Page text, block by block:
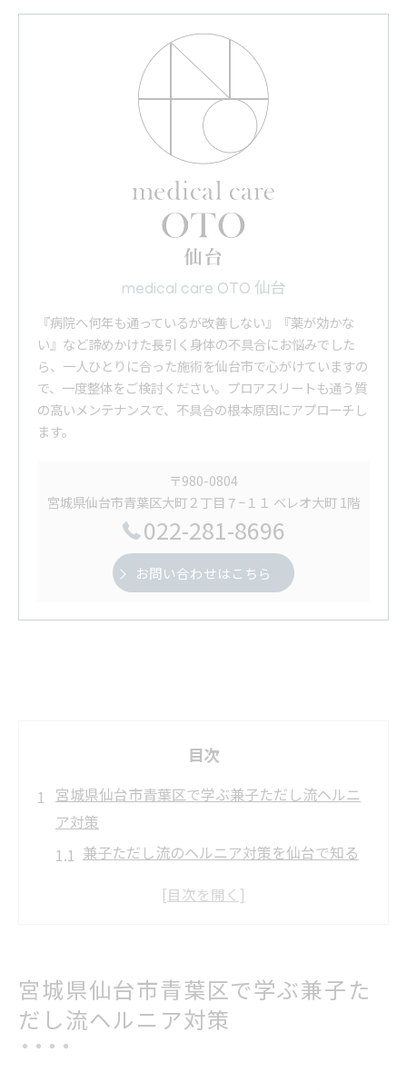
medical care OTO 仙台
『病院へ何年も通っているが改善しない』『薬が効かな
い』など諦めかけた長引く身体の不具合にお悩みでした
ら、一人ひとりに合った施術を仙台市で心がけていますの
で、一度整体をご検討ください。プロアスリートも通う質
の高いメンテナンスで、不具合の根本原因にアプローチし
ます。
〒980-0804
宮城県仙台市青葉区大町２丁目７−１１ ベレオ大町 1階
022-281-8696
お問い合わせはこちら
目次
宮城県仙台市青葉区で学ぶ兼子ただし流ヘルニ
ア対策
兼子ただし流のヘルニア対策を仙台で知る
兼子ただしの神経系腰痛ストレッチの特徴
ケア法
腰椎ヘルニア対策に兼子ただしサンダル使
宮城県仙台市青葉区で学ぶ兼子た
だし流ヘルニア対策